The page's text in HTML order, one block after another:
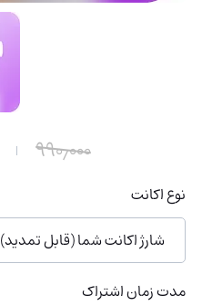
۹۹۰٫۰۰۰
نوع اکانت
شارژ اکانت شما (قابل تمدید)
مدت زمان اشتراک